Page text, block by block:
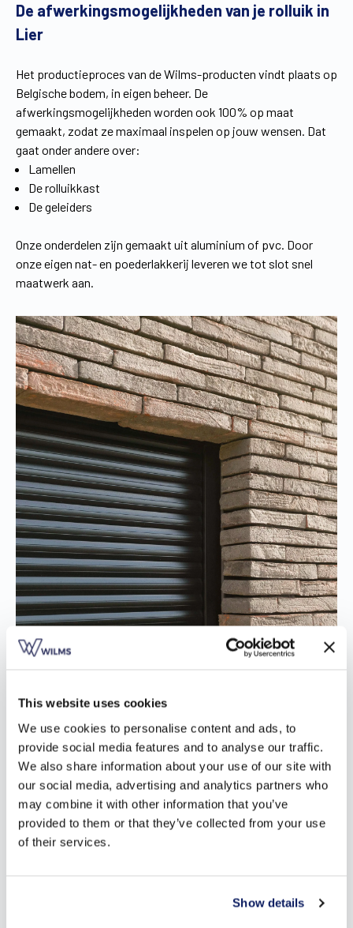
This website uses cookies
We use cookies to personalise content and ads, to
provide social media features and to analyse our traffic.
We also share information about your use of our site with
our social media, advertising and analytics partners who
may combine it with other information that you’ve
provided to them or that they’ve collected from your use
of their services.
Show details
De afwerkingsmogelijkheden van je rolluik in
Lier
Het productieproces van de Wilms-producten vindt plaats op
Belgische bodem, in eigen beheer. De
afwerkingsmogelijkheden worden ook 100% op maat
gemaakt, zodat ze maximaal inspelen op jouw wensen. Dat
gaat onder andere over:
Lamellen
De rolluikkast
De geleiders
Onze onderdelen zijn gemaakt uit aluminium of pvc. Door
onze eigen nat- en poederlakkerij leveren we tot slot snel
maatwerk aan.
De ShutterX®: energiezuinige rolluiken in Lier
namelijk isolatie weg op de plaats waar de kast komt te